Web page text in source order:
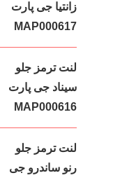
زانتیا جی پارت
MAP000617
لنت ترمز جلو
سیناد جی پارت
MAP000616
لنت ترمز جلو
رنو ساندرو جی